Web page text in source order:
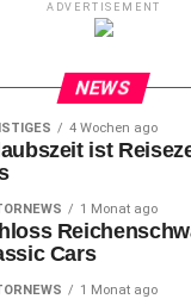
ADVERTISEMENT
NEWS
4 Wochen ago
ist
1 Monat ago
Cars
1 Monat ago